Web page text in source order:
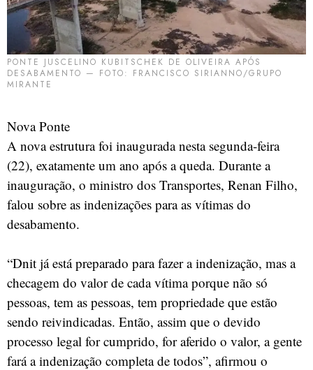
PONTE JUSCELINO KUBITSCHEK DE OLIVEIRA APÓS
DESABAMENTO — FOTO: FRANCISCO SIRIANNO/GRUPO
MIRANTE
Nova Ponte
A nova estrutura foi inaugurada nesta segunda-feira
(22), exatamente um ano após a queda. Durante a
inauguração, o ministro dos Transportes, Renan Filho,
falou sobre as indenizações para as vítimas do
desabamento.
“Dnit já está preparado para fazer a indenização, mas a
checagem do valor de cada vítima porque não só
pessoas, tem as pessoas, tem propriedade que estão
sendo reivindicadas. Então, assim que o devido
processo legal for cumprido, for aferido o valor, a gente
fará a indenização completa de todos”, afirmou o